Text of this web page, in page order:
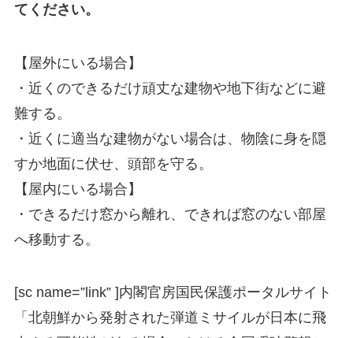
てください。
【屋外にいる場合】
・近くのできるだけ頑丈な建物や地下街などに避
難する。
・近くに適当な建物がない場合は、物陰に身を隠
すか地面に伏せ、頭部を守る。
【屋内にいる場合】
・できるだけ窓から離れ、できれば窓のない部屋
へ移動する。
[sc name=”link” ]内閣官房国民保護ポータルサイト
「北朝鮮から発射された弾道ミサイルが日本に飛